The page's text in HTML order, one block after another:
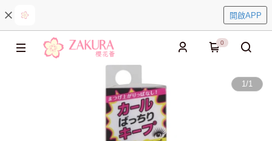
開啟APP
0
1/1